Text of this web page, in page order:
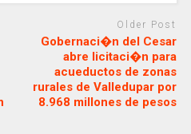
Older Post
Gobernaci�n del Cesar
abre licitaci�n para
acueductos de zonas
rurales de Valledupar por
8.968 millones de pesos